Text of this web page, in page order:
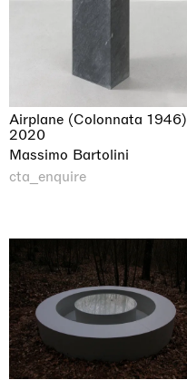
Airplane (Colonnata 1946)
2020
Massimo Bartolini
cta_enquire